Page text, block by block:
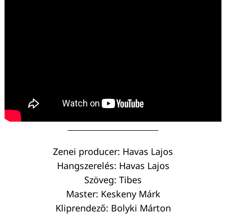
Zenei producer: Havas Lajos
Hangszerelés: Havas Lajos
Szöveg: Tibes
Master: Keskeny Márk
Kliprendező: Bolyki Márton